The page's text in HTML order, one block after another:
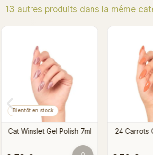
13 autres produits dans la même